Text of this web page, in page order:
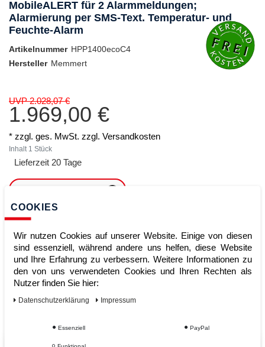
MobileALERT für 2 Alarmmeldungen;
Alarmierung per SMS-Text. Temperatur- und
Feuchte-Alarm
Artikelnummer HPP1400ecoC4
Hersteller Memmert
UVP 2.028,07 €
1.969,00 €
* zzgl. ges. MwSt. zzgl. Versandkosten
Inhalt 1 Stück
Lieferzeit 20 Tage
HINZUFÜGEN
Sofort lieferbar
Kauf auf Rechnung
COOKIES
Wir nutzen Cookies auf unserer Website. Einige von diesen
sind essenziell, während andere uns helfen, diese Website
und Ihre Erfahrung zu verbessern. Weitere Informationen zu
den von uns verwendeten Cookies und Ihren Rechten als
Nutzer finden Sie hier:
Daten­schutz­erklärung Impressum
Essenziell PayPal
Funktional